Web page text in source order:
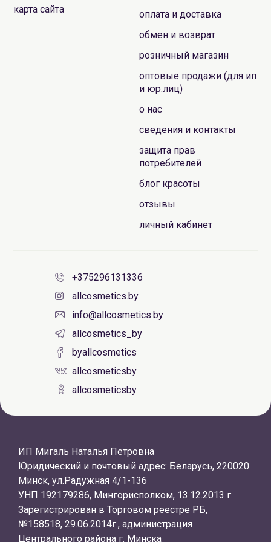
карта сайта
оплата и доставка
обмен и возврат
розничный магазин
оптовые продажи (для ип
и юр.лиц)
о нас
сведения и контакты
защита прав
потребителей
блог красоты
отзывы
личный кабинет
+375296131336
allcosmetics.by
info@allcosmetics.by
allcosmetics_by
byallcosmetics
allcosmeticsby
allcosmeticsby
ИП Мигаль Наталья Петровна
Юридический и почтовый адрес: Беларусь, 220020
Минск, ул.Радужная 4/1-136
УНП 192179286, Мингорисполком, 13.12.2013 г.
Зарегистрирован в Торговом реестре РБ,
№158518, 29.06.2014г., администрация
Центрального района г. Минска